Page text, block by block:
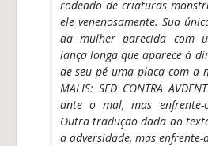
rodeado de criaturas
ele venenosamente. Sua
da mulher parecida com
lança longa que aparece à
de seu pé uma placa com a
MALIS: SED CONTRA
ante o mal,mas
Outra tradução dada ao
a adversidade, mas enfrente-